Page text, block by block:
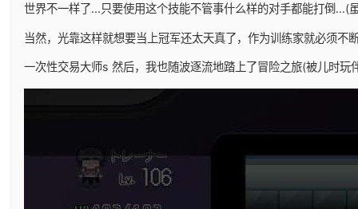
世界不一样了...只要使用这个技能不管事什么样的对手都能打倒...(
当然，光靠这样就想要当上冠军还太天真了，作为训练家就必须
一次性交易大师s 然后，我也随波逐流地踏上了冒险之旅(被儿时